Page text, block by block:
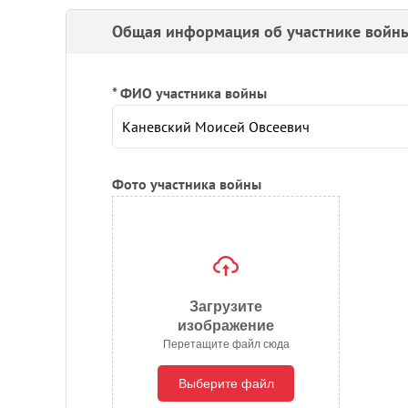
Общая информация об участнике
* ФИО участника войны
Фото участника войны
Загрузите
изображение
Перетащите файл сюда